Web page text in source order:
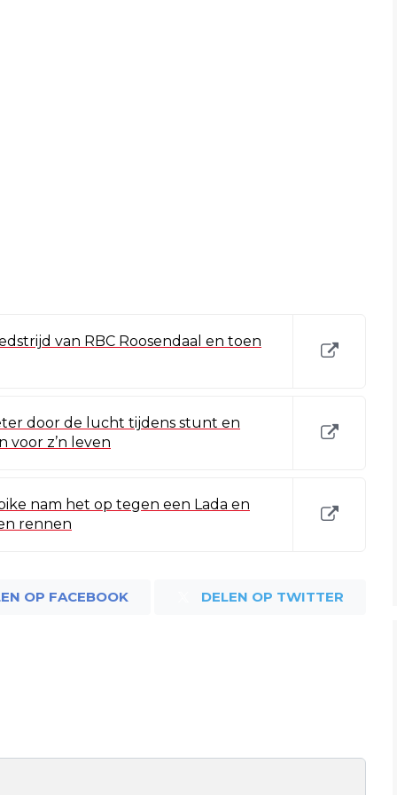
van RBC Roosendaal en toen
door de lucht tijdens stunt en
voor z’n leven
nam het op tegen een Lada en
rennen
OP FACEBOOK DELEN OP TWITTER